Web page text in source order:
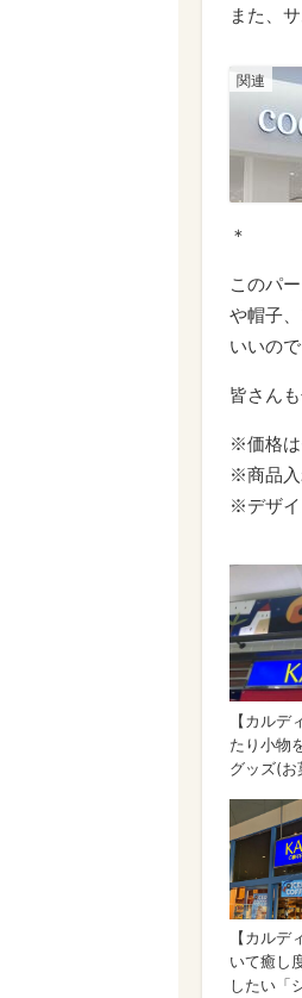
また、
＊
このパ
や帽子
いいの
皆さん
※価格は
※商品入
※デザイ